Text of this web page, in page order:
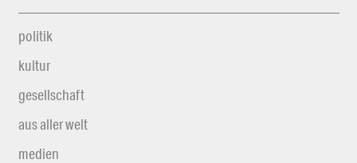
politik
kultur
gesellschaft
aus aller welt
medien